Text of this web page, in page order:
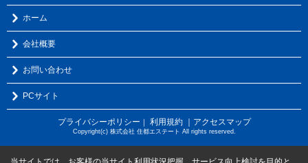
ホーム
会社概要
お問い合わせ
PCサイト
プライバシーポリシー ｜ 利用規約 ｜アクセスマップ
Copyright(c) 株式会社 住都エステート All rights reserved.